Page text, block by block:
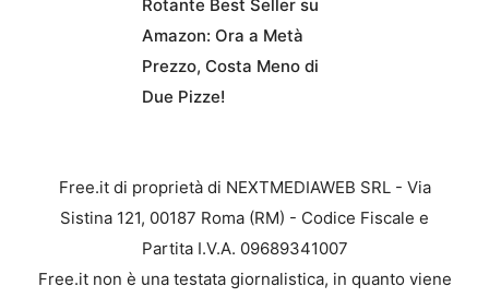
Rotante Best Seller su
Amazon: Ora a Metà
Prezzo, Costa Meno di
Due Pizze!
Free.it di proprietà di NEXTMEDIAWEB SRL - Via
Sistina 121, 00187 Roma (RM) - Codice Fiscale e
Partita I.V.A. 09689341007
Free.it non è una testata giornalistica, in quanto viene